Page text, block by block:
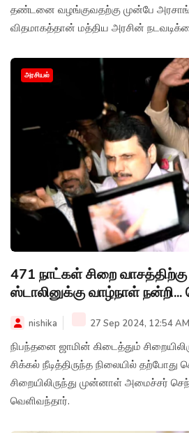
தண்டனை வழங்குவதற்கு முன்பே
விதமாகத்தான் மத்திய அரசின்
தெரிவித்துள்ளார்.
அரசியல்
471 நாட்கள் சிறை வாசத்திற்கு
ஸ்டாலினுக்கு வாழ்நாள் நன்றி...
nishika 27 Sep 2024, 12:54 AM
நிபந்தனை ஜாமின் கிடைத்தும்
சிக்கல் நீடித்திருந்த நிலையில்
சிறையிலிருந்து முன்னாள் அமைச்சர்
வெளிவந்தார்.